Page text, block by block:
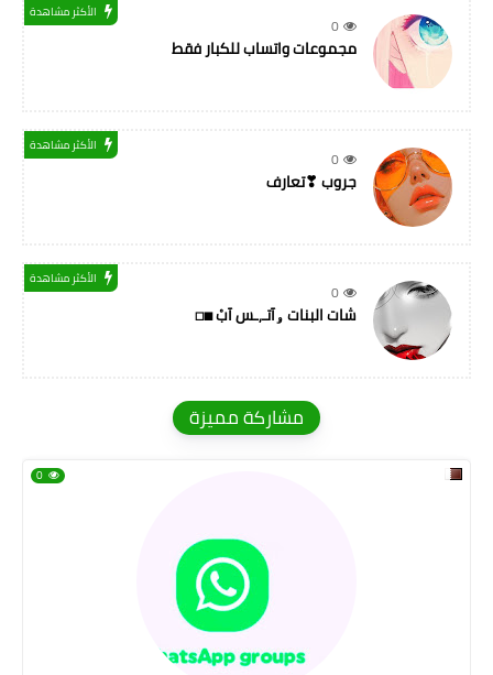
0
الأكثر مشاهدة
مجموعات واتساب للكبار فقط
0
الأكثر مشاهدة
جروب ❣تعارف
0
الأكثر مشاهدة
شات البنات ۅآتـ,ـس آبْ ◼◻
مشاركة مميزة
0